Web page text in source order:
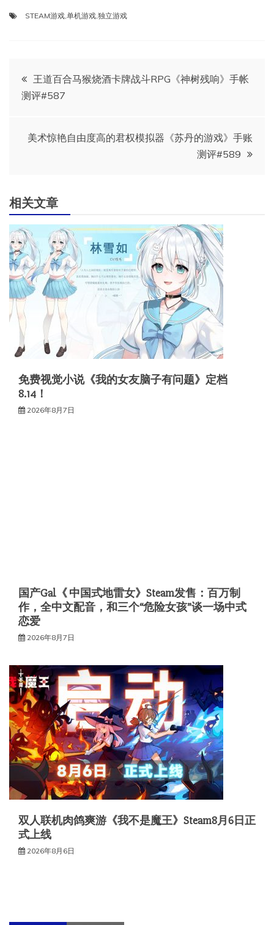
STEAM游戏,单机游戏,独立游戏
文
章
王道百合马猴烧酒卡牌战斗RPG《神树残响》手帐
测评#587
美术惊艳自由度高的君权模拟器《苏丹的游戏》手账
测评#589
相关文章
免费视觉小说《我的女友脑子有问题》定档
8.14！
2026年8月7日
国产Gal《 中国式地雷女》Steam发售：百万制
作，全中文配音，和三个“危险女孩”谈一场中式
恋爱
2026年8月7日
双人联机肉鸽爽游《我不是魔王》Steam8月6日正
式上线
2026年8月6日